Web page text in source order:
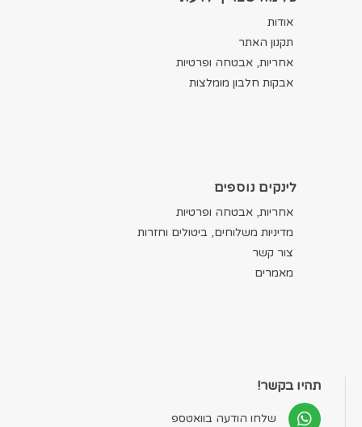
אודות
תקנון האתר
אחריות, אבטחה ופרטיות
אבקות חלבון מומלצות
לינקים נוספים
אחריות, אבטחה ופרטיות
מדיניות משלוחים, ביטולים וחזרות
צור קשר
מאמרים
תהיו בקשר!
שלחו הודעה בוואטספ